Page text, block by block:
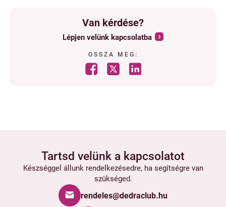
Van kérdése?
Lépjen velünk kapcsolatba
OSSZA MEG:
Tartsd velünk a kapcsolatot
Készséggel állunk rendelkezésedre, ha segítségre van
szükséged.
rendeles@dedraclub.hu